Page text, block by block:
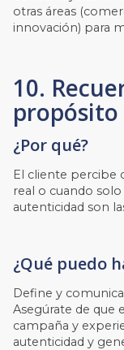
otras áreas
innovación) para
10.
propósito
¿Por qué?
El cliente percibe
real o cuando
autenticidad son
¿Qué puedo
Define y
Asegúrate de que
campaña y
autenticidad y